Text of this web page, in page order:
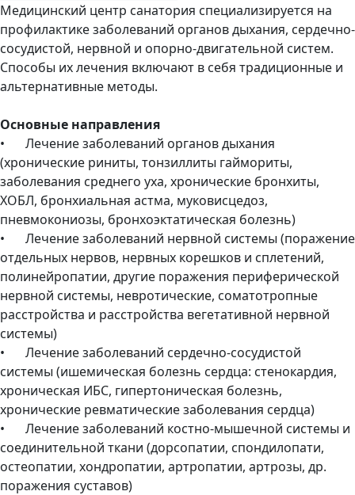
Медицинский центр санатория специализируется на
профилактике заболеваний органов дыхания, сердечно-
сосудистой, нервной и опорно-двигательной систем.
Способы их лечения включают в себя традиционные и
альтернативные методы.
Основные направления
•
Лечение заболеваний органов дыхания
(хронические риниты, тонзиллиты гаймориты,
заболевания среднего уха, хронические бронхиты,
ХОБЛ, бронхиальная астма, муковисцедоз,
пневмокониозы, бронхоэктатическая болезнь)
•
Лечение заболеваний нервной системы (поражение
отдельных нервов, нервных корешков и сплетений,
полинейропатии, другие поражения периферической
нервной системы, невротические, соматотропные
расстройства и расстройства вегетативной нервной
системы)
•
Лечение заболеваний сердечно-сосудистой
системы (ишемическая болезнь сердца: стенокардия,
хроническая ИБС, гипертоническая болезнь,
хронические ревматические заболевания сердца)
•
Лечение заболеваний костно-мышечной системы и
соединительной ткани (дорсопатии, спондилопати,
остеопатии, хондропатии, артропатии, артрозы, др.
поражения суставов)